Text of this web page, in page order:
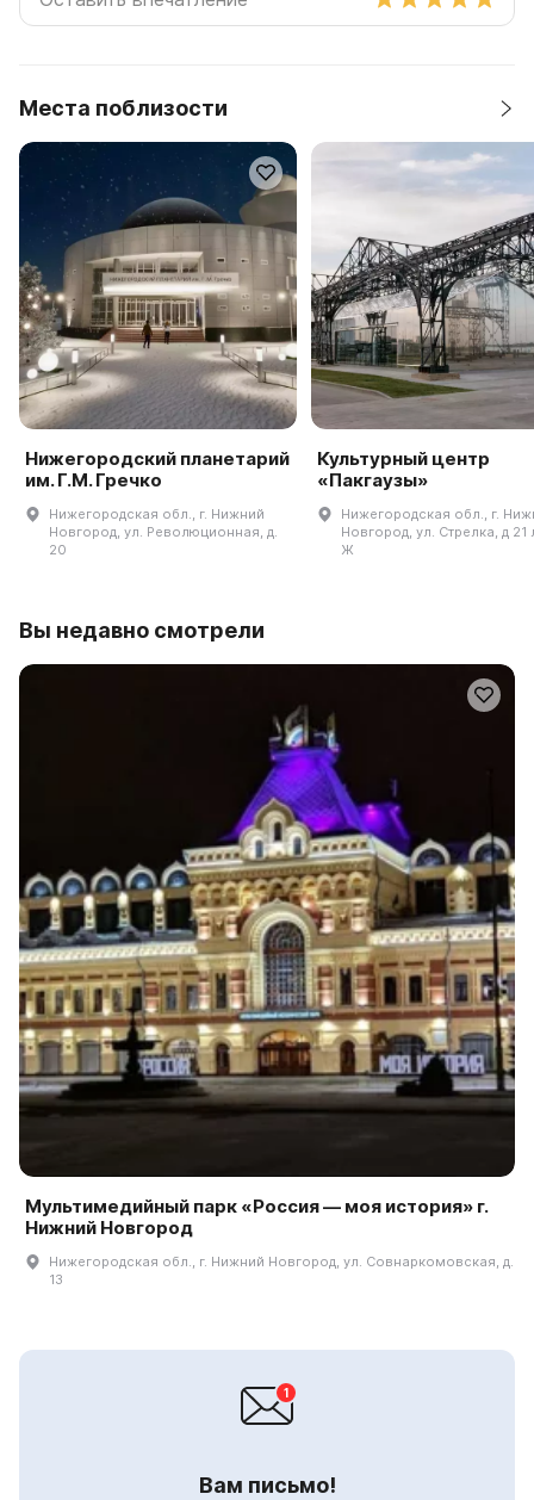
Жаль только, что после открытия не было замены
Места поблизости
Нижегородский планетарий
им. Г.М. Гречко
Нижегородская обл., г. Нижний
Новгород, ул. Революционная, д.
20
Культурный центр
«Пакгаузы»
Нижегородская обл., г.
Новгород, ул. Стрелка, д 21
Ж
Вы недавно смотрели
Мультимедийный парк «Россия — моя история» г.
Нижний Новгород
Нижегородская обл., г. Нижний Новгород, ул. Совнаркомовская, д.
13
Вам письмо!